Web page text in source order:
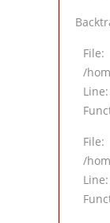
File:
/
File:
/